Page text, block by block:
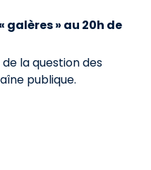
galères » au 20h de
la question des
publique.